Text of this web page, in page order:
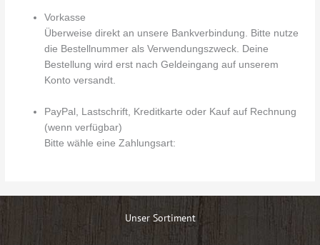
Vorkasse
Überweise direkt an unsere Bankverbindung. Bitte nutze
die Bestellnummer als Verwendungszweck. Deine
Bestellung wird erst nach Geldeingang auf unserem
Konto versandt.
PayPal, Lastschrift, Kreditkarte oder Kauf auf Rechnung
(wenn verfügbar)
Bitte wähle eine Zahlungsart:
Unser Sortiment